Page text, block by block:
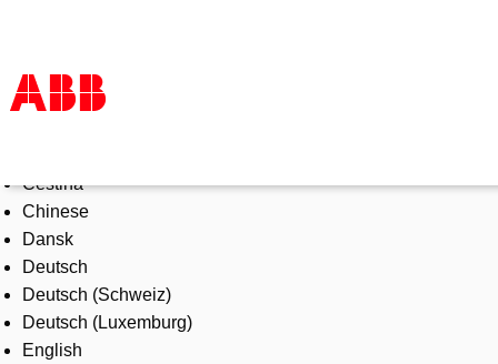
Products & Solutions
Industries
Services
About us
Where to buy
Contact us
Careers
Čeština
Chinese
Dansk
Deutsch
Deutsch (Schweiz)
Deutsch (Luxemburg)
English